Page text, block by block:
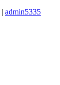
| admin5335